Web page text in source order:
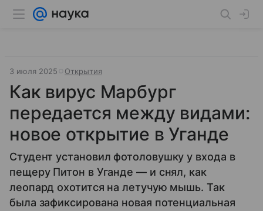
3 июля 2025 Открытия
Как вирус Марбург
передается между видами:
новое открытие в Уганде
Студент установил фотоловушку у входа в
пещеру Питон в Уганде — и снял, как
леопард охотится на летучую мышь. Так
была зафиксирована новая потенциальная